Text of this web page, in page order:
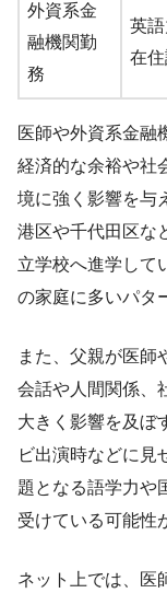
外資系金
融機関勤
務
英
在
医師や外資系金融
経済的な余裕や社
境に強く影響を与
港区や千代田区な
立学校へ進学して
の家庭に多いパタ
また、父親が医師
会話や人間関係、
大きく影響を及ぼ
ビ出演時などに見
題となる語学力や
受けている可能性
ネット上では、医